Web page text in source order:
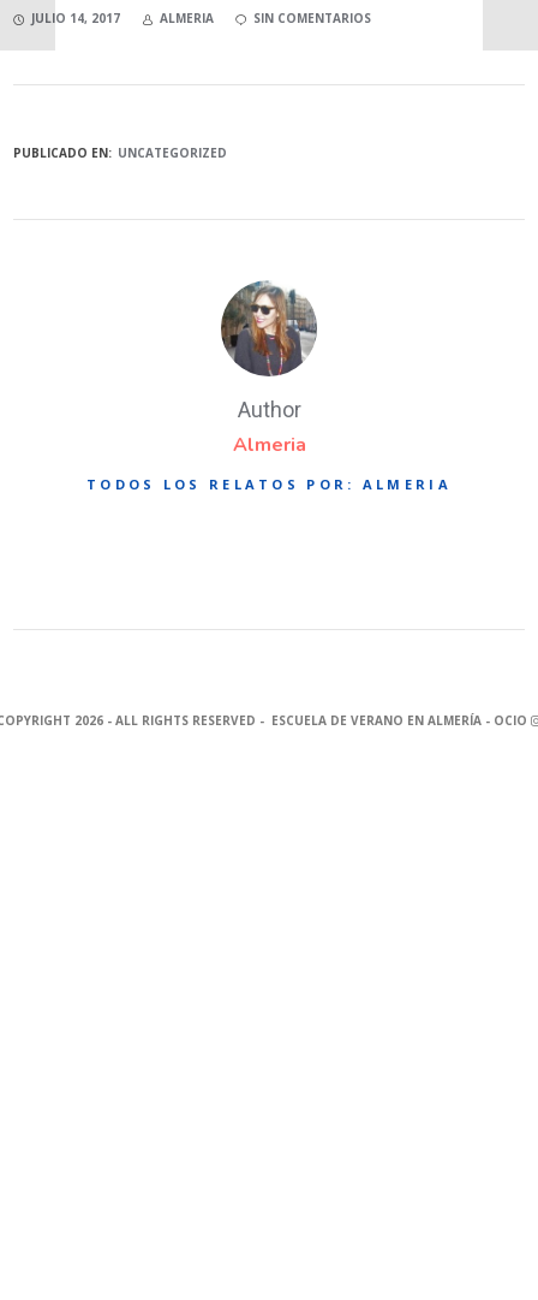
JULIO 14, 2017 ALMERIA SIN COMENTARIOS
PUBLICADO EN: UNCATEGORIZED
Author
Almeria
TODOS LOS RELATOS POR: ALMERIA
2026 - ALL RIGHTS RESERVED - ESCUELA DE VERANO EN ALMERÍA - OCIO